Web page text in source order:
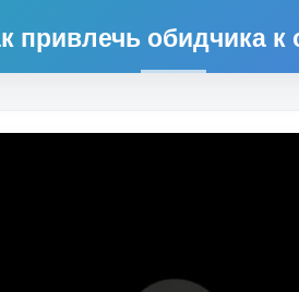
привлечь обидчика к